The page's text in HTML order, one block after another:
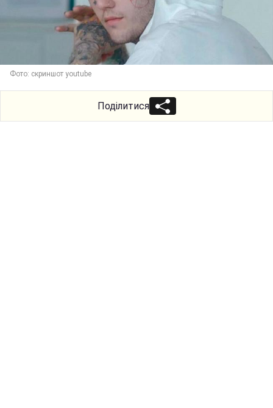
Фото: скриншот youtube
Поділитися